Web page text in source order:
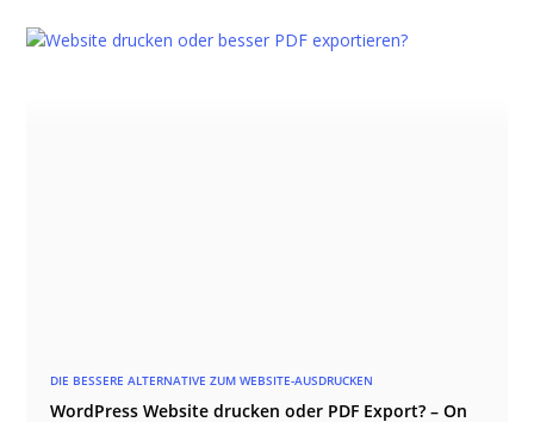
DIE BESSERE ALTERNATIVE ZUM WEBSITE-AUSDRUCKEN
WordPress Website drucken oder PDF Export? – On